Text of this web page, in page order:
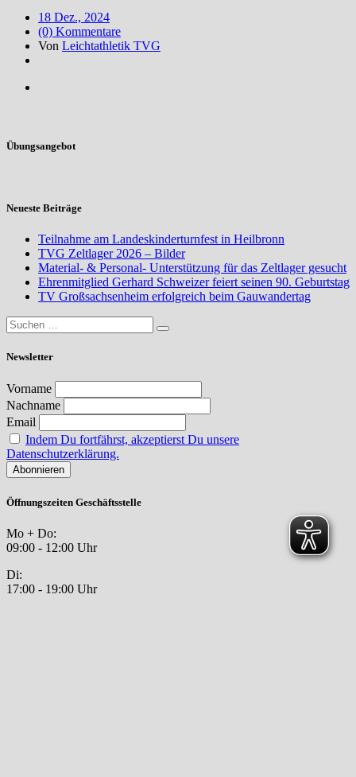
18 Dez., 2024
(0) Kommentare
Von Leichtathletik TVG
Übungsangebot
Neueste Beiträge
Teilnahme am Landeskinderturnfest in Heilbronn
TVG Zeltlager 2026 – Bilder
Material- & Personal- Unterstützung für das Zeltlager gesucht
Ehrenmitglied Gerhard Schweizer feiert seinen 90. Geburtstag
TV Großsachsenheim erfolgreich beim Gauwandertag
Newsletter
Vorname
Nachname
Email
Indem Du fortfährst, akzeptierst Du unsere
Datenschutzerklärung.
Öffnungszeiten Geschäftsstelle
Mo + Do:
09:00 - 12:00 Uhr
Di:
17:00 - 19:00 Uhr